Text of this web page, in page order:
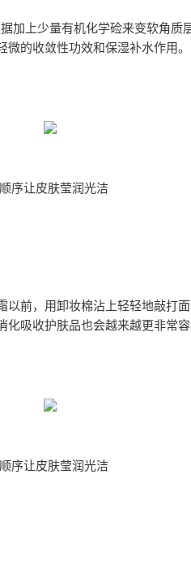
加上少量有机化学硷来变软角质
的收敛性功效和保湿补水作用。
序让皮肤莹润光洁
以前，用卸妆棉沾上轻轻地敲打
吸收护肤品也会越来越更非常容
序让皮肤莹润光洁